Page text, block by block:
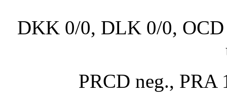
DKK 0/0, DLK 0/0,
PRCD neg., PRA